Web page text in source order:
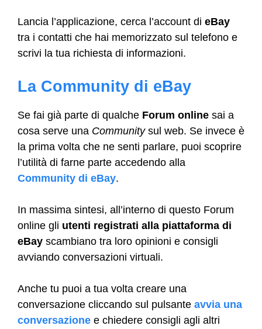
Lancia l’applicazione, cerca l’account di eBay
tra i contatti che hai memorizzato sul telefono e
scrivi la tua richiesta di informazioni.
La Community di eBay
Se fai già parte di qualche Forum online sai a
cosa serve una Communitysul web. Se invece è
la prima volta che ne senti parlare, puoi scoprire
l’utilità di farne parte accedendo alla
Community di eBay.
In massima sintesi, all’interno di questo Forum
online gli utenti registrati alla piattaforma di
eBay scambiano tra loro opinioni e consigli
avviando conversazioni virtuali.
Anche tu puoi a tua volta creare una
conversazione cliccando sul pulsante avvia una
conversazione e chiedere consigli agli altri